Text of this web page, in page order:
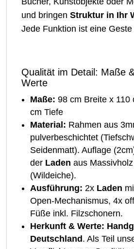
und bringenStruktur in Ihr
Jede Funktion ist eine
Qualität im Detail: Maße
Werte
Maße: 98 cm Breite x 110
cm Tiefe
Material: Rahmen aus
pulverbeschichtet
Seidenmatt). Auflage
der Laden aus
(Wildeiche).
Ausführung: 2x Laden
Open-Mechanismus, 4x
Füße inkl. Filzschonern.
Herkunft & Werte:
Deutschland . Als Teil